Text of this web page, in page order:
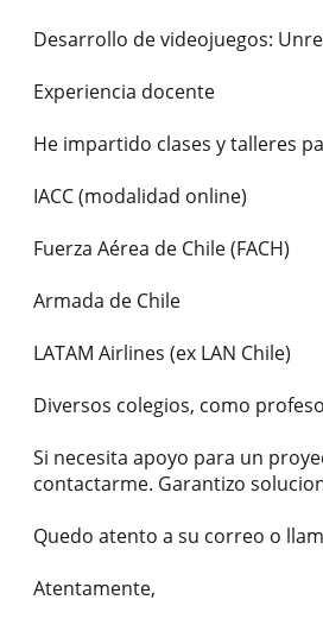
Desarrollo de videojuegos:
Experiencia docente
He impartido clases y talleres
IACC (modalidad online)
Fuerza Aérea de Chile (FACH)
Armada de Chile
LATAM Airlines (ex LAN Chile)
Diversos colegios, como
Si necesita apoyo para un
contactarme. Garantizo
Quedo atento a su correo o
Atentamente,